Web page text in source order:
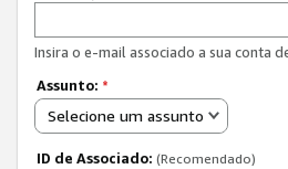
Insira o e-mail associado a sua conta
Assunto: *
Selecione um assunto
ID de Associado: (Recomendado)